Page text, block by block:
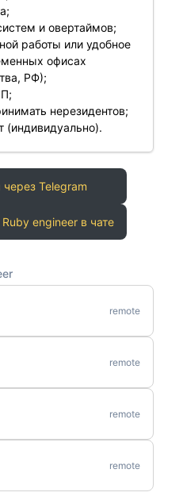
и овертаймов;
работы или удобное
офисах
РФ);
нерезидентов;
(индивидуально).
Telegram
engineer в чате
remote
remote
remote
remote